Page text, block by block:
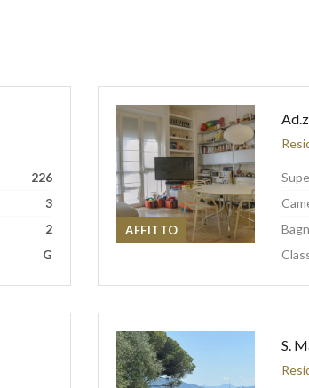
226
3
2
G
AFFITTO
S.